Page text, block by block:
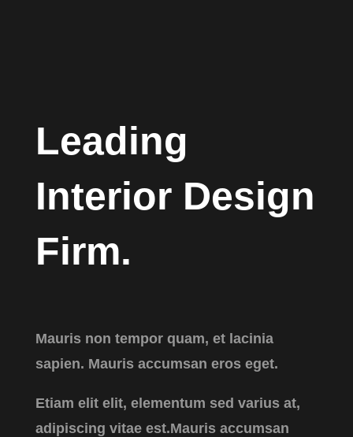
Leading
Interior Design
Firm.
Mauris non tempor quam, et lacinia
sapien. Mauris accumsan eros eget.
Etiam elit elit, elementum sed varius at,
adipiscing vitae est.Mauris accumsan